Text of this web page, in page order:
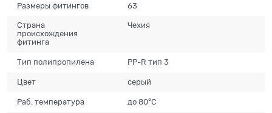
Размеры фитингов 63
Страна
происхождения
фитинга
Чехия
Тип полипропилена PP-R тип 3
Цвет серый
Раб. температура до 80°С